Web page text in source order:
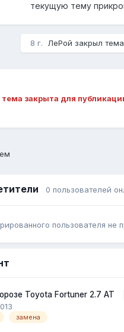
текущую тему
8 г. ЛеРой закрыл тема
закрыта для
0 пользователей
пользователя не
Toyota Fortuner 2.7 AT
замена